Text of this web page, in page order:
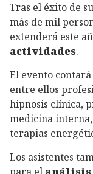
Tras el éxito de
más de mil
extenderá este
actividades.
El evento contará
entre ellos
hipnosis clínica,
medicina
terapias
Los asistentes